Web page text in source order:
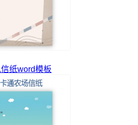
纸word模板